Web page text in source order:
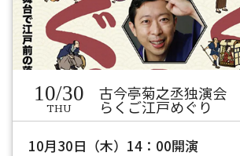
10/30
THU
古今亭菊之丞独演会
らくご江戸めぐり
10月30日（木）14：00開演